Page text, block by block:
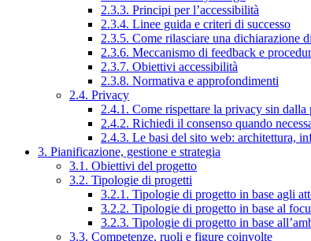
2.3.3. Principi per l’accessibilità
2.3.4. Linee guida e criteri di successo
2.3.5. Come rilasciare una dichiarazione
2.3.6. Meccanismo di feedback e
2.3.7. Obiettivi accessibilità
2.3.8. Normativa e approfondimenti
2.4. Privacy
2.4.1. Come rispettare la privacy sin
2.4.2. Richiedi il consenso quando
2.4.3. Le basi del sito web: architettura,
3. Pianificazione, gestione e strategia
3.1. Obiettivi del progetto
3.2. Tipologie di progetti
3.2.1. Tipologie di progetto in base agli
3.2.2. Tipologie di progetto in base al
3.2.3. Tipologie di progetto in base
3.3. Competenze, ruoli e figure coinvolte